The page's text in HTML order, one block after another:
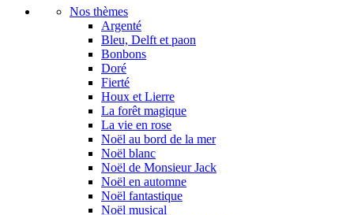
Nos thèmes
Argenté
Bleu, Delft et paon
Bonbons
Doré
Fierté
Houx et Lierre
La forêt magique
La vie en rose
Noël au bord de la mer
Noël blanc
Noël de Monsieur Jack
Noël en automne
Noël fantastique
Noël musical